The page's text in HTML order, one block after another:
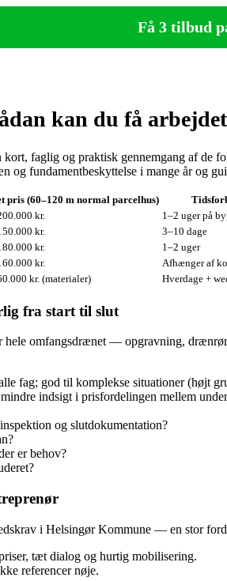
Få 3 tilbud
kan du få
faglig og praktisk gennemgang af
og fundamentbeskyttelse i mange år og
pris (60–120 m normal parcelhus)
kr. 1–2 uger på
kr. 3–10 dage
kr. 1–2 uger
kr. Afhænger af
kr. (materialer) Hverdage +
fra start til slut
hele omfangsdrænet — opgravning,
fag; god til komplekse situationer (højt
indsigt i prisfordelingen mellem
og slutdokumentation?
er behov?
i Helsingør Kommune — en stor
tæt dialog og hurtig mobilisering.
referencer nøje.